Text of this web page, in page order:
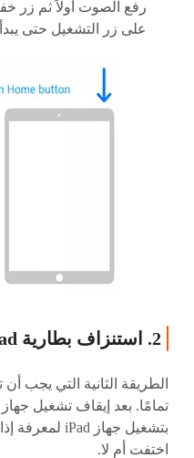
رفع الصوت أولاً ثم زر
على زر التشغيل حتى يبدأ iPad في إعادة التشغيل.
2. استنزاف بطارية iPad وشحنها مرة أخرى
اختفت أم لا.